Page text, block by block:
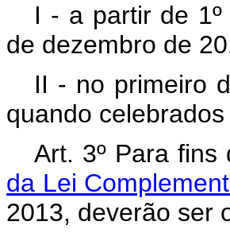
I - a partir de
de dezembro de
II - no primeiro
quando
Art. 3º Para
da Lei
2013, deverão ser